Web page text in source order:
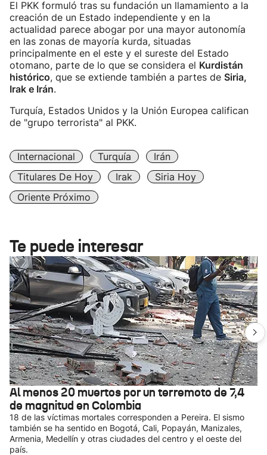
El PKK formuló tras su fundación un llamamiento a la
creación de un Estado independiente y en la
actualidad parece abogar por una mayor autonomía
en las zonas de mayoría kurda, situadas
principalmente en el este y el sureste del Estado
otomano, parte de lo que se considera el Kurdistán
histórico, que se extiende también a partes de Siria,
Irak e Irán.
Turquía, Estados Unidos y la Unión Europea califican
de "grupo terrorista" al PKK.
Internacional Turquía
Irán
Titulares De Hoy
Irak
Siria Hoy
Oriente Próximo
Te puede interesar
Al menos 20 muertos por un terremoto de 7,4
de magnitud en Colombia
18 de las víctimas mortales corresponden a Pereira. El sismo
también se ha sentido en Bogotá, Cali, Popayán, Manizales,
Armenia, Medellín y otras ciudades del centro y el oeste del
país.